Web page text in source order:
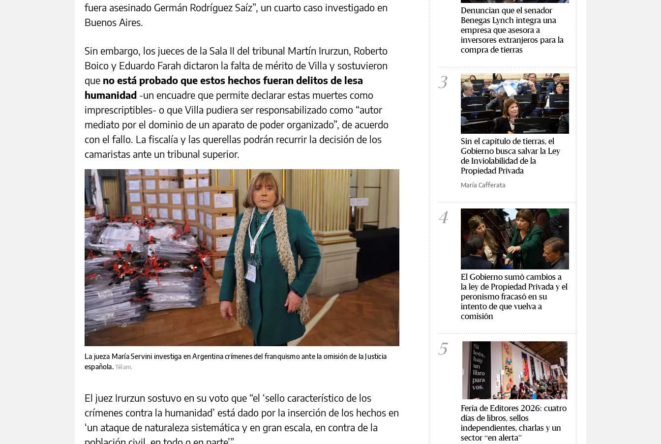
fuera asesinado Germán Rodríguez Saíz”, un cuarto caso investigado en
Buenos Aires.
Sin embargo, los jueces de la Sala II del tribunal Martín Irurzun, Roberto
Boico y Eduardo Farah dictaron la falta de mérito de Villa y sostuvieron
que no está probado que estos hechos fueran delitos de lesa
humanidad -un encuadre que permite declarar estas muertes como
imprescriptibles- o que Villa pudiera ser responsabilizado como “autor
mediato por el dominio de un aparato de poder organizado”, de acuerdo
con el fallo. La fiscalía y las querellas podrán recurrir la decisión de los
camaristas ante un tribunal superior.
La jueza María Servini investiga en Argentina crímenes del franquismo ante la omisión de la Justicia
española.Télam.
El juez Irurzun sostuvo en su voto que “el ‘sello característico de los
crímenes contra la humanidad’ está dado por la inserción de los hechos en
‘un ataque de naturaleza sistemática y en gran escala, en contra de la
Denuncian que el senador
Benegas Lynch integra una
empresa que asesora a
inversores extranjeros para la
compra de tierras
3
Sin el capítulo de tierras, el
Gobierno busca salvar la Ley
de Inviolabilidad de la
Propiedad Privada
María Cafferata
4
El Gobierno sumó cambios a
la ley de Propiedad Privada y el
peronismo fracasó en su
intento de que vuelva a
comisión
5
Feria de Editores 2026: cuatro
días de libros, sellos
independientes, charlas y un
sector “en alerta”